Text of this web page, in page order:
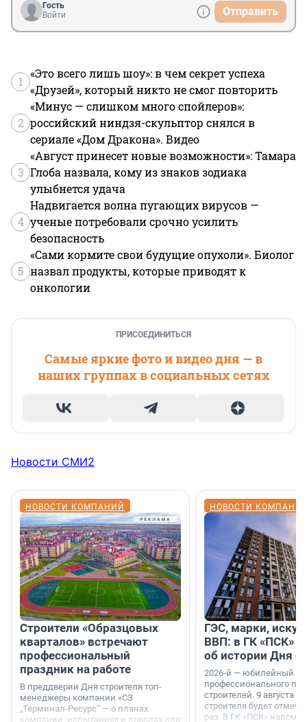
Гость
Войти
Отправить
1
«Это всего лишь шоу»: в чем секрет успеха
«Друзей», который никто не смог повторить
2
«Минус — слишком много спойлеров»:
российский ниндзя-скульптор снялся в
сериале «Дом Дракона». Видео
3
«Август принесет новые возможности»: Тамара
Глоба назвала, кому из знаков зодиака
улыбнется удача
4
Надвигается волна пугающих вирусов —
ученые потребовали срочно усилить
безопасность
5
«Сами кормите свои будущие опухоли». Биолог
назвал продукты, которые приводят к
онкологии
ПРИСОЕДИНИТЬСЯ
Самые яркие фото и видео дня — в
наших группах в социальных сетях
Новости СМИ2
НОВОСТИ КОМПАНИЙ
Строители «Образцовых
кварталов» встречают
профессиональный
праздник на работе
В преддверии Дня строителя топ-
менеджеры компании «СЗ
„Терминал-Ресурс“ — о планах
компании, испытаниях и поводах для
НОВОСТИ
ГЭС, марки,
ВВП: в ГК «ПСК»
об истории Дня
2026-й — юбилейный
профессионального
строителей. 9 августа
строителя будет
раз. В ГК «ПСК»